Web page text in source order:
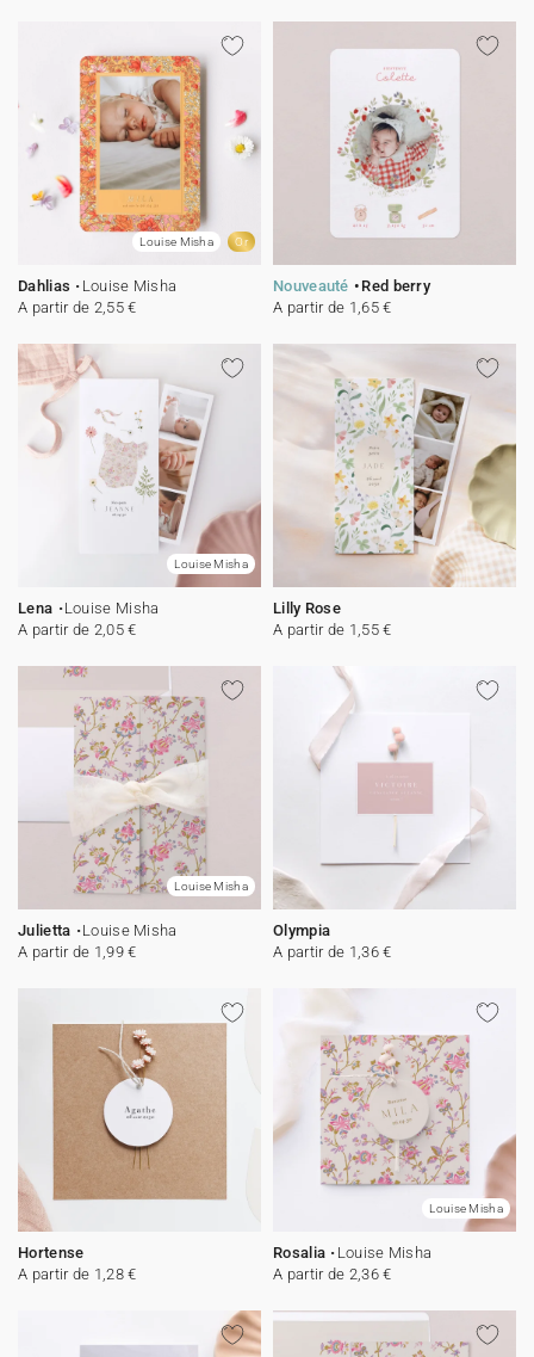
Louise Misha Or
Dahlias
Louise Misha
A partir de 2,55 €
Nouveauté
Red berry
A partir de 1,65 €
Louise Misha
Lena
Louise Misha
A partir de 2,05 €
Lilly Rose
A partir de 1,55 €
Louise Misha
Julietta
Louise Misha
A partir de 1,99 €
Olympia
A partir de 1,36 €
Hortense
A partir de 1,28 €
Louise Misha
Rosalia
Louise Misha
A partir de 2,36 €